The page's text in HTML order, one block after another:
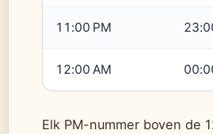
11:00 PM
12:00 AM
Elk PM-nummer boven de